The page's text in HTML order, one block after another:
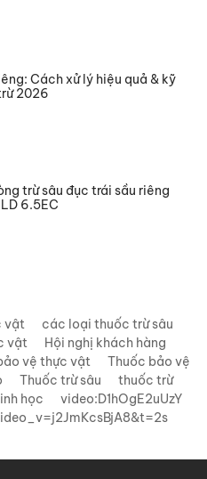
Cách xử lý hiệu quả & kỹ
2026
trừ sâu đục trái sầu riêng
6.5EC
vật
các loại thuốc trừ sâu
vật
Hội nghị khách hàng
vệ thực vật
Thuốc bảo vệ
Thuốc trừ sâu
thuốc trừ
học
video:D1hOgE2uUzY